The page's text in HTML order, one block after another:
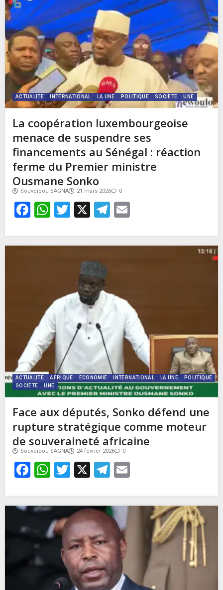
ACTUALITE INTERNATIONAL LA UNE POLITIQUE SOCIETE UNE
La coopération luxembourgeoise
menace de suspendre ses
financements au Sénégal : réaction
ferme du Premier ministre
Ousmane Sonko
Souveibou SAGNA 21 mars 2026 0
Facebook
WhatsApp
Twitter
X Telegram
ACTUALITE AFRIQUE ECONOMIE INTERNATIONAL LA UNE
POLITIQUE
SOCIETE
UNE
Face aux députés, Sonko défend une
rupture stratégique comme moteur
de souveraineté africaine
Souveibou SAGNA 24 février 2026 0
Facebook
WhatsApp
Twitter
X Telegram